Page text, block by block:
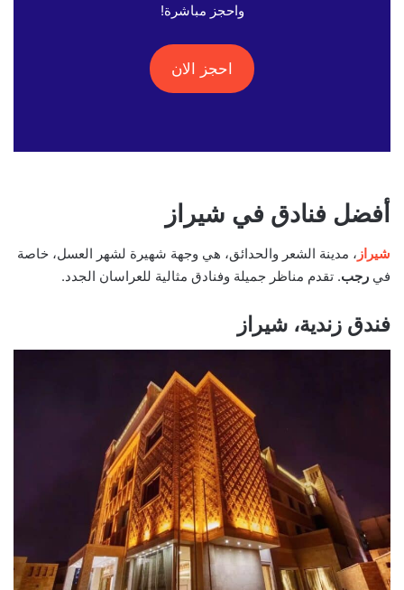
واحجز مباشرة!
احجز الان
أفضل فنادق في شيراز
شیراز ، مدينة الشعر والحدائق، هي وجهة شهيرة لشهر العسل، خاصة
في رجب. تقدم مناظر جميلة وفنادق مثالية للعراسان الجدد.
فندق زندية، شيراز